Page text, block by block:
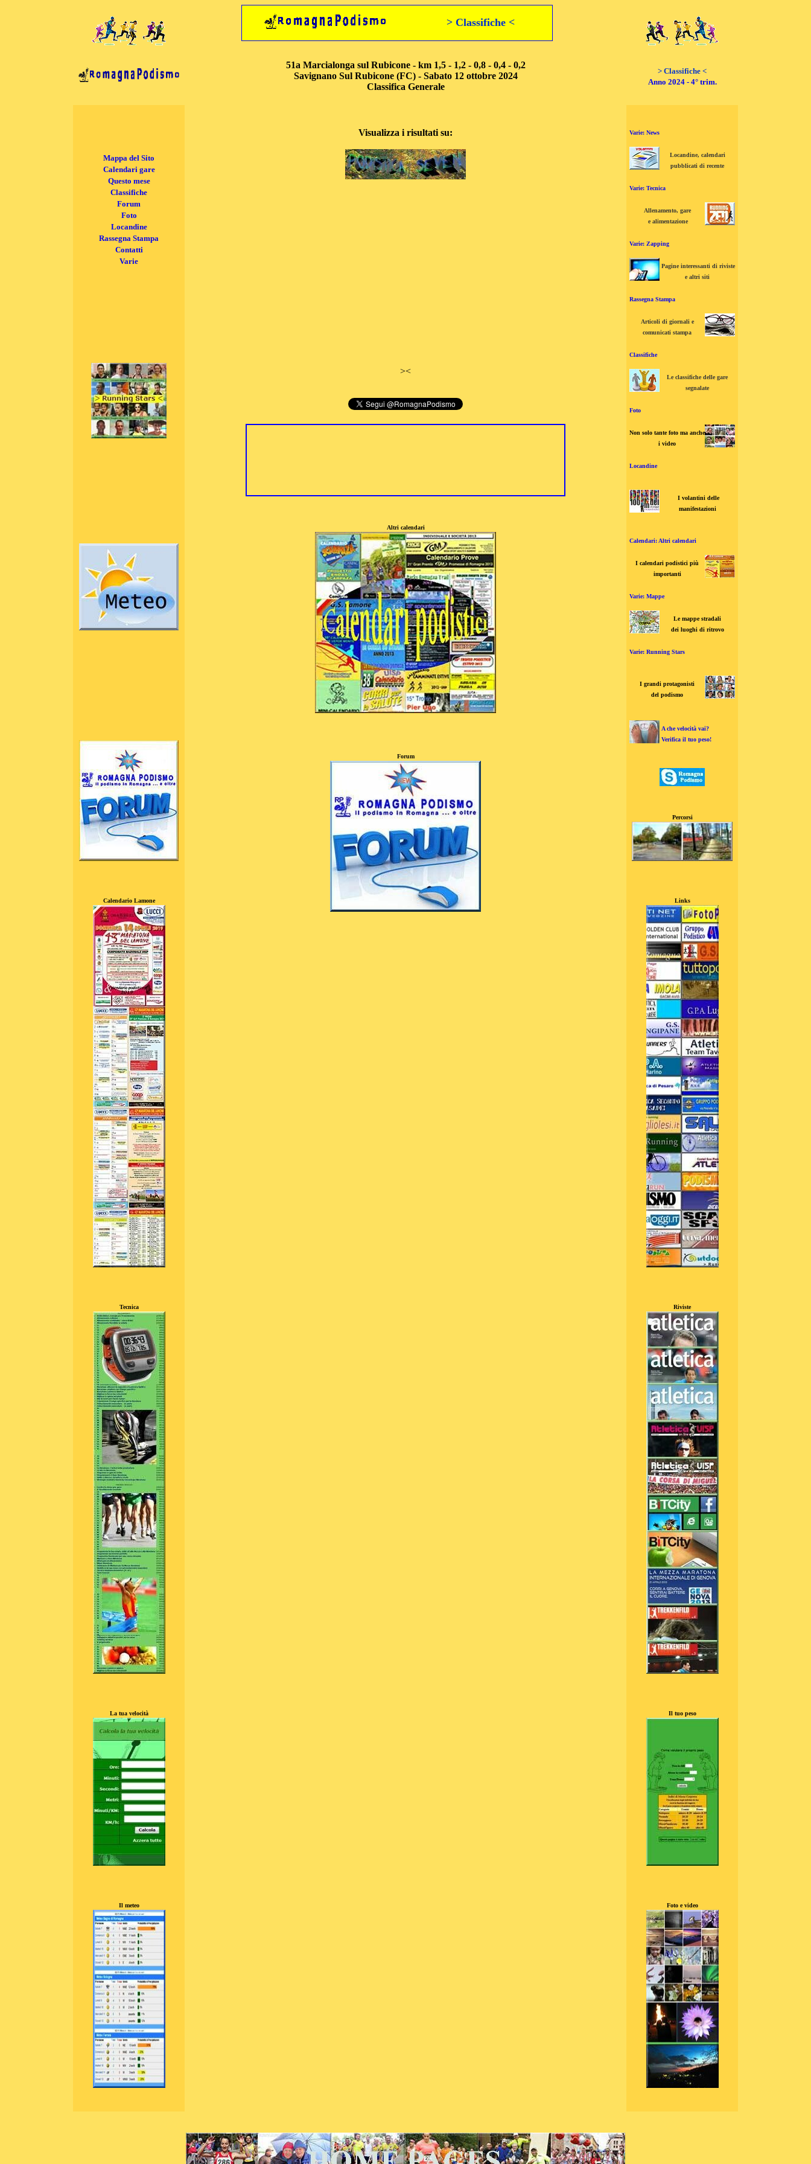
> Classifiche <
51a Marcialonga sul Rubicone - km 1,5 - 1,2 - 0,8 - 0,4 - 0,2
Savignano Sul Rubicone (FC) - Sabato 12 ottobre 2024
Classifica Generale
> Classifiche <
Anno 2024 - 4° trim.
Mappa del Sito
Calendari gare
Questo mese
Classifiche
Forum
Foto
Locandine
Rassegna Stampa
Contatti
Varie
Visualizza i risultati su:
><
Altri calendari
Forum
Varie: News
Locandine, calendari
pubblicati di recente
Varie: Tecnica
Allenamento, gare
e alimentazione
Varie: Zapping
Pagine interessanti di riviste
e altri siti
Rassegna Stampa
Articoli di giornali e
comunicati stampa
Classifiche
Le classifiche delle gare
segnalate
Foto
Non solo tante foto ma anche
i video
Locandine
I volantini delle
manifestazioni
Calendari: Altri calendari
I calendari podistici più
importanti
Varie: Mappe
Le mappe stradali
dei luoghi di ritrovo
Varie: Running Stars
I grandi protagonisti
del podismo
A che velocità vai?
Verifica il tuo peso!
Percorsi
Calendario Lamone Links
Tecnica Riviste
La tua velocità Il tuo peso
Il meteo Foto e video